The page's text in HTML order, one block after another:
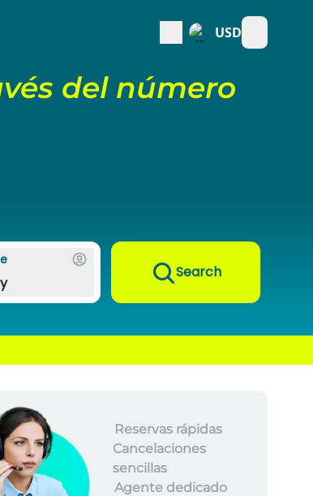
USD Open
del número
Search
Reservas rápidas
Cancelaciones
sencillas
Agente dedicado